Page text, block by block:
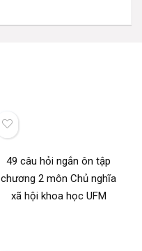
49 câu hỏi ngắn ôn tập
chương 2 môn Chủ nghĩa
xã hội khoa học UFM